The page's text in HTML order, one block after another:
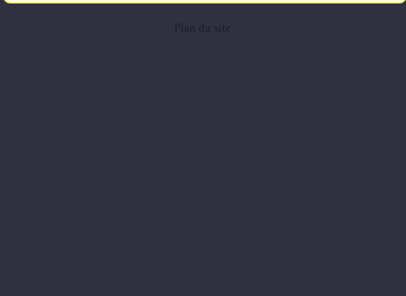
Plan du site